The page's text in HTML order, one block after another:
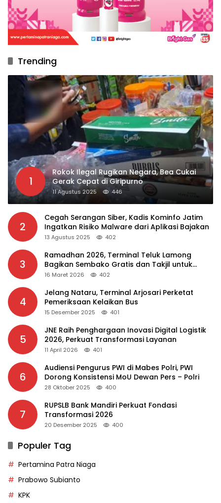
Trending
1
Rokok Ilegal Rugikan Negara, Bea Cukai
Gerak Cepat di Giripurno
11 Agustus 2025 446
2
Cegah Serangan Siber, Kadis Kominfo Jatim
Ingatkan Risiko Malware dari Aplikasi Bajakan
13 Agustus 2025 402
3
Ramadhan 2026, Terminal Teluk Lamong
Bagikan Sembako Gratis dan Takjil untuk
Masyarakat
16 Maret 2026 402
4
Jelang Nataru, Terminal Arjosari Perketat
Pemeriksaan Kelaikan Bus
15 Desember 2025 401
5
JNE Raih Penghargaan Inovasi Digital Logistik
2026, Perkuat Transformasi Layanan
11 April 2026 401
6
Audiensi Pengurus PWI di Mabes Polri, PWI
Dorong Konsistensi MoU Dewan Pers – Polri
28 Oktober 2025 400
7
RUPSLB Bank Mandiri Perkuat Fondasi
Transformasi 2026
20 Desember 2025 400
Populer Tag
Pertamina Patra Niaga
Prabowo Subianto
KPK